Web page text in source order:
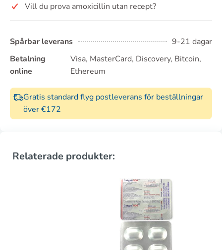
Vill du prova amoxicillin utan recept?
Spårbar leverans
9-21 dagar
Betalning
online
Visa, MasterCard, Discovery, Bitcoin,
Ethereum
Gratis standard flyg postleverans för beställningar
över €172
Relaterade produkter: